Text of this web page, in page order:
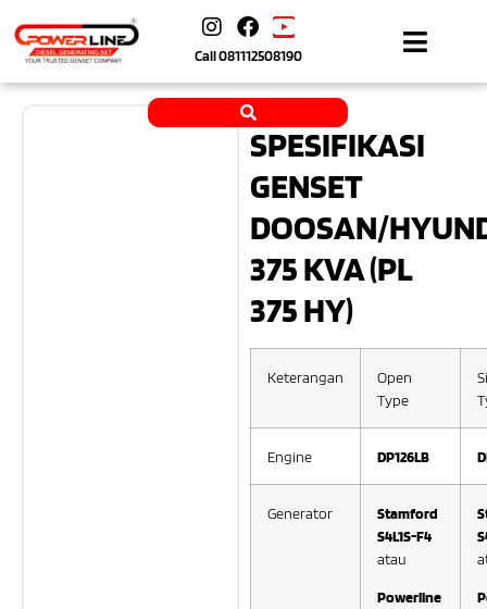
Call081112508190
SPESIFIKASI
GENSET
DOOSAN/
375 KVA (PL
375 HY)
Keterangan
Open
Type
Engine DP126LB
Generator
Stamford
S4L1S-F4
atau
Powerline